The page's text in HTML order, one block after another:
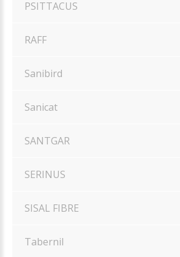
PSITTACUS
RAFF
Sanibird
Sanicat
SANTGAR
SERINUS
SISAL FIBRE
Tabernil